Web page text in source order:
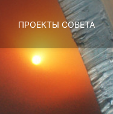
ПРОЕКТЫ СОВЕТА